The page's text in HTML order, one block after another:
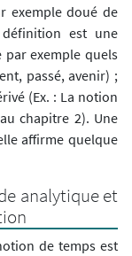
exemple doué de
est une
exemple quels
passé, avenir) ;
(Ex. : La notion
chapitre 2). Une
affirme quelque
analytique et
de temps est